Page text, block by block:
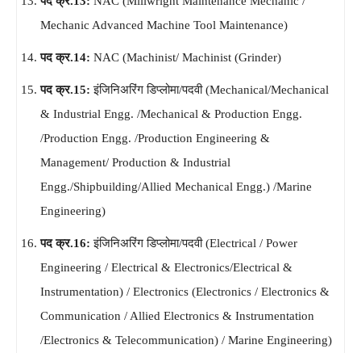
Mechanic Advanced Machine Tool Maintenance)
पद क्र.14: NAC (Machinist/ Machinist (Grinder)
पद क्र.15:इंजिनिअरिंग डिप्लोमा/पदवी (Mechanical/Mechanical
& Industrial Engg. /Mechanical & Production Engg.
/Production Engg. /Production Engineering &
Management/ Production & Industrial
Engg./Shipbuilding/Allied Mechanical Engg.) /Marine
Engineering)
पद क्र.16:इंजिनिअरिंग डिप्लोमा/पदवी (Electrical / Power
Engineering / Electrical & Electronics/Electrical &
Instrumentation) / Electronics (Electronics / Electronics &
Communication / Allied Electronics & Instrumentation
/Electronics & Telecommunication) / Marine Engineering)